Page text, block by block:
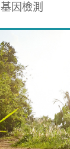
基因檢測